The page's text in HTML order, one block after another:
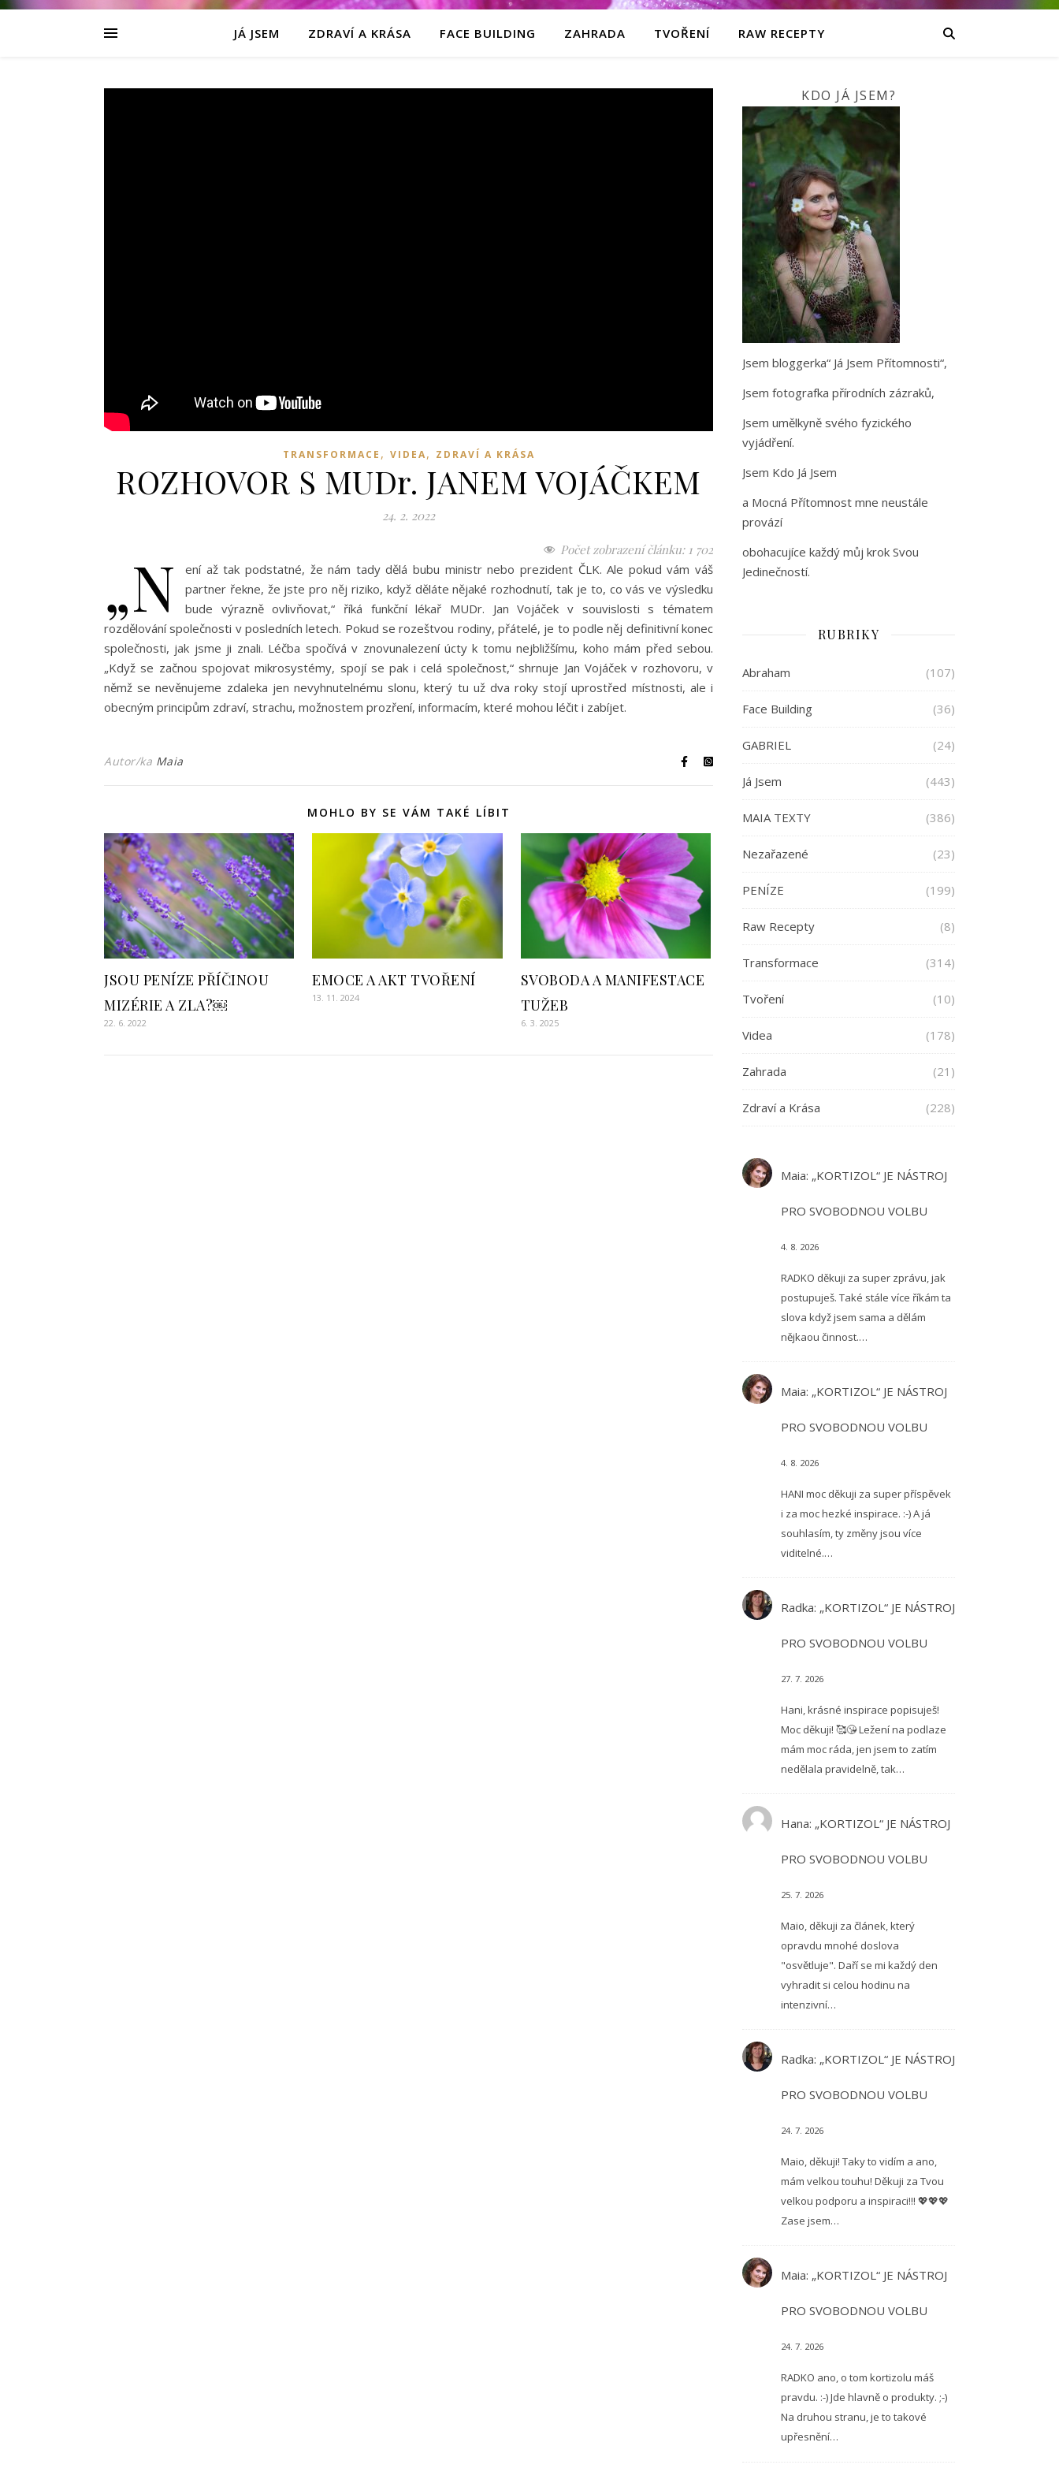
JÁ JSEM ZDRAVÍ A KRÁSA FACE BUILDING ZAHRADA TVOŘENÍ RAW RECEPTY
TRANSFORMACE , VIDEA, ZDRAVÍ A KRÁSA
ROZHOVOR S MUDr. JANEM VOJÁČKEM
24. 2. 2022
Počet zobrazení článku: 1 702
„N
ení až tak podstatné, že nám tady dělá bubu ministr nebo prezident ČLK. Ale pokud vám váš
partner řekne, že jste pro něj riziko, když děláte nějaké rozhodnutí, tak je to, co vás ve výsledku
bude výrazně ovlivňovat,“ říká funkční lékař MUDr. Jan Vojáček v souvislosti s tématem
rozdělování společnosti v posledních letech. Pokud se rozeštvou rodiny, přátelé, je to podle něj definitivní konec
společnosti, jak jsme ji znali. Léčba spočívá v znovunalezení úcty k tomu nejbližšímu, koho mám před sebou.
„Když se začnou spojovat mikrosystémy, spojí se pak i celá společnost,“ shrnuje Jan Vojáček v rozhovoru, v
němž se nevěnujeme zdaleka jen nevyhnutelnému slonu, který tu už dva roky stojí uprostřed místnosti, ale i
obecným principům zdraví, strachu, možnostem prozření, informacím, které mohou léčit i zabíjet.
Autor/ka Maia
MOHLO BY SE VÁM TAKÉ LÍBIT
JSOU PENÍZE PŘÍČINOU
MIZÉRIE A ZLA?￼
22. 6. 2022
EMOCE A AKT TVOŘENÍ
13. 11. 2024
SVOBODA A MANIFESTACE
TUŽEB
6. 3. 2025
KDO JÁ JSEM?
Jsem bloggerka“ Já Jsem Přítomnosti“,
Jsem fotografka přírodních zázraků,
Jsem umělkyně svého fyzického
vyjádření.
Jsem Kdo Já Jsem
a Mocná Přítomnost mne neustále
provází
obohacujíce každý můj krok Svou
Jedinečností.
RUBRIKY
Abraham (107)
Face Building (36)
GABRIEL (24)
Já Jsem (443)
MAIA TEXTY (386)
Nezařazené (23)
PENÍZE (199)
Raw Recepty (8)
Transformace (314)
Tvoření (10)
Videa (178)
Zahrada (21)
Zdraví a Krása (228)
Maia: „KORTIZOL“ JE NÁSTROJ
PRO SVOBODNOU VOLBU
4. 8. 2026
RADKO děkuji za super zprávu, jak
postupuješ. Také stále více říkám ta
slova když jsem sama a dělám
nějkaou činnost.…
Maia: „KORTIZOL“ JE NÁSTROJ
PRO SVOBODNOU VOLBU
4. 8. 2026
HANI moc děkuji za super příspěvek
i za moc hezké inspirace. :-) A já
souhlasím, ty změny jsou více
viditelné.…
Radka: „KORTIZOL“ JE NÁSTROJ
PRO SVOBODNOU VOLBU
27. 7. 2026
Hani, krásné inspirace popisuješ!
Moc děkuji! 🥰😘 Ležení na podlaze
mám moc ráda, jen jsem to zatím
nedělala pravidelně, tak…
Hana: „KORTIZOL“ JE NÁSTROJ
PRO SVOBODNOU VOLBU
25. 7. 2026
Maio, děkuji za článek, který
opravdu mnohé doslova
"osvětluje". Daří se mi každý den
vyhradit si celou hodinu na
intenzivní…
Radka: „KORTIZOL“ JE NÁSTROJ
PRO SVOBODNOU VOLBU
24. 7. 2026
Maio, děkuji! Taky to vidím a ano,
mám velkou touhu! Děkuji za Tvou
velkou podporu a inspiraci!!! 💖💖💖
Zase jsem…
Maia: „KORTIZOL“ JE NÁSTROJ
PRO SVOBODNOU VOLBU
24. 7. 2026
RADKO ano, o tom kortizolu máš
pravdu. :-) Jde hlavně o produkty. ;-)
Na druhou stranu, je to takové
upřesnění…